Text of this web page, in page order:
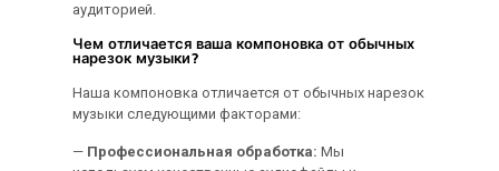
аудиторией.
Чем отличается ваша компоновка от обычных
нарезок музыки?
Наша компоновка отличается от обычных нарезок
музыки следующими факторами:
— Профессиональная обработка: Мы